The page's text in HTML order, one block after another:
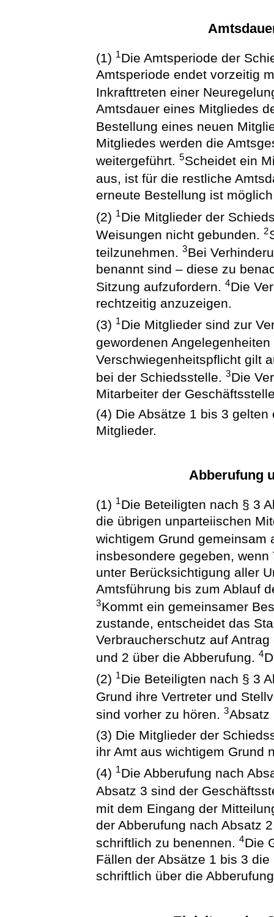
(1) 1Die Amtsperiode der
Amtsperiode endet vorzeitig
Inkrafttreten einer
Amtsdauer eines Mitgliedes
Bestellung eines neuen
Mitgliedes werden die
weitergeführt.5Scheidet ein
aus, ist für die restliche
erneute Bestellung ist
(2) 1Die Mitglieder der
Weisungen nicht gebunden.2
teilzunehmen.3Bei
benannt sind – diese zu
Sitzung aufzufordern.4Die
rechtzeitig anzuzeigen.
(3) 1Die Mitglieder sind zur
gewordenen
Verschwiegenheitspflicht gilt
bei der Schiedsstelle.3Die
Mitarbeiter der
(4) Die Absätze 1 bis 3
Mitglieder.
Abberufung
(1) 1Die Beteiligten nach § 3
die übrigen unparteiischen
wichtigem Grund gemeinsam
insbesondere gegeben,
unter Berücksichtigung aller
Amtsführung bis zum Ablauf
3Kommt ein gemeinsamer
zustande, entscheidet das
Verbraucherschutz auf
und 2 über die Abberufung.4
(2) 1Die Beteiligten nach § 3
Grund ihre Vertreter und
sind vorher zu hören.3Absatz
(3) Die Mitglieder der
ihr Amt aus wichtigem Grund
(4) 1Die Abberufung nach
Absatz 3 sind der
mit dem Eingang der
der Abberufung nach Absatz
schriftlich zu benennen.4Die
Fällen der Absätze 1 bis 3
schriftlich über die